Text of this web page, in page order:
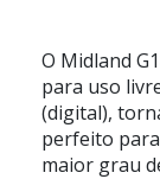
O Midland
para uso
(digital),
perfeito
maior grau